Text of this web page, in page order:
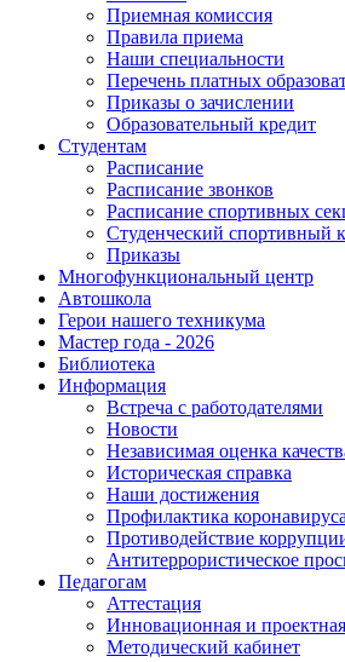
Приемная комиссия
Правила приема
Наши специальности
Перечень платных
Приказы о зачислении
Образовательный кредит
Студентам
Расписание
Расписание звонков
Расписание спортивных
Студенческий спортивный
Приказы
Многофункциональный центр
Автошкола
Герои нашего техникума
Мастер года - 2026
Библиотека
Информация
Встреча с работодателями
Новости
Независимая оценка
Историческая справка
Наши достижения
Профилактика коронавируса
Противодействие
Антитеррористическое
Педагогам
Аттестация
Инновационная и проектная
Методический кабинет